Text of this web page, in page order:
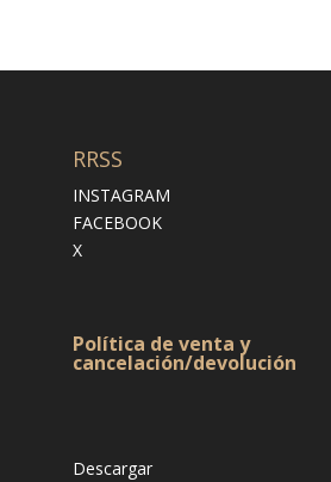
RRSS
INSTAGRAM
FACEBOOK
X
Política de venta y
cancelación/devolución
Descargar